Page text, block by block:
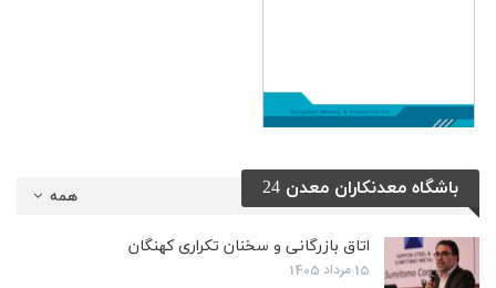
همه باشگاه معدنکاران معدن 24
اتاق بازرگانی و سخنان تکراری کهنگان
15 مرداد 1405